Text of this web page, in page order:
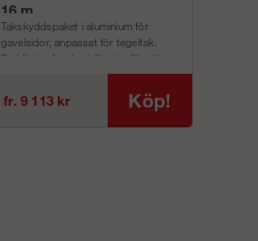
16 m
Takskyddspaket i aluminium för
gavelsidor, anpassat för tegeltak.
Smidigt och robust lösning för att
montera skyddsräcke p...
fr. 9 113 kr Köp!